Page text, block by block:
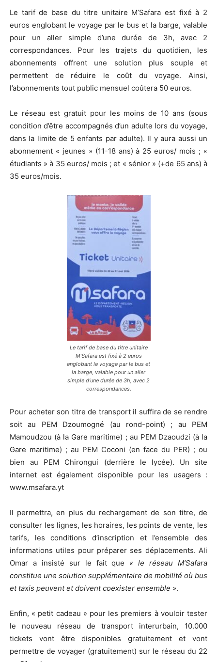
Le tarif de base du titre unitaire M’Safara est fixé à 2
euros englobant le voyage par le bus et la barge, valable
pour un aller simple d’une durée de 3h, avec 2
correspondances. Pour les trajets du quotidien, les
abonnements offrent une solution plus souple et
permettent de réduire le coût du voyage. Ainsi,
l’abonnements tout public mensuel coûtera 50 euros.
Le réseau est gratuit pour les moins de 10 ans (sous
condition d’être accompagnés d’un adulte lors du voyage,
dans la limite de 5 enfants par adulte). Il y aura aussi un
abonnement « jeunes » (11-18 ans) à 25 euros/ mois ; «
étudiants » à 35 euros/ mois ; et « sénior » (+de 65 ans) à
35 euros/mois.
Le tarif de base du titre unitaire
M’Safara est fixé à 2 euros
englobant le voyage par le bus et
la barge, valable pour un aller
simple d’une durée de 3h, avec 2
correspondances.
Pour acheter son titre de transport il suffira de se rendre
soit au PEM Dzoumogné (au rond-point) ; au PEM
Mamoudzou (à la Gare maritime) ; au PEM Dzaoudzi (à la
Gare maritime) ; au PEM Coconi (en face du PER) ; ou
bien au PEM Chirongui (derrière le lycée). Un site
internet est également disponible pour les usagers :
www.msafara.yt
Il permettra, en plus du rechargement de son titre, de
consulter les lignes, les horaires, les points de vente, les
tarifs, les conditions d’inscription et l’ensemble des
informations utiles pour préparer ses déplacements. Ali
Omar a insisté sur le fait que « le réseau M’Safara
constitue une solution supplémentaire de mobilité où bus
et taxis peuvent et doivent coexister ensemble ».
Enfin, « petit cadeau » pour les premiers à vouloir tester
le nouveau réseau de transport interurbain, 10.000
tickets vont être disponibles gratuitement et vont
permettre de voyager (gratuitement) sur le réseau du 22